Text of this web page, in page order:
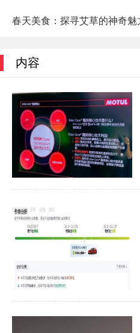
春天美食：探寻艾草的神奇魅
内容